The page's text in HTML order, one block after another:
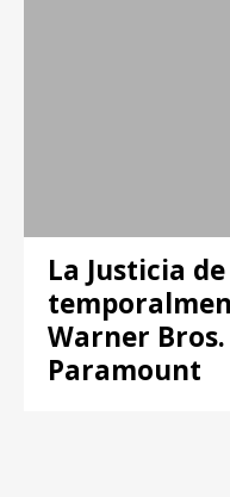
La Justicia
Warner
Paramount